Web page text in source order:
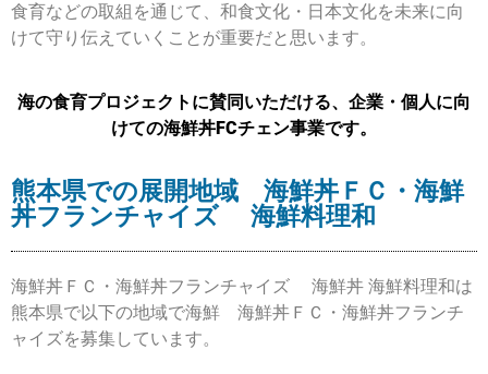
食育などの取組を通じて、和食文化・日本文化を未来に向
けて守り伝えていくことが重要だと思います。
海の食育プロジェクトに賛同いただける、企業・個人に向
けての海鮮丼FCチェン事業です。
熊本県での展開地域 海鮮丼ＦＣ・海鮮
丼フランチャイズ 海鮮料理和
海鮮丼ＦＣ・海鮮丼フランチャイズ 海鮮丼 海鮮料理和は
熊本県で以下の地域で海鮮 海鮮丼ＦＣ・海鮮丼フランチ
ャイズを募集しています。